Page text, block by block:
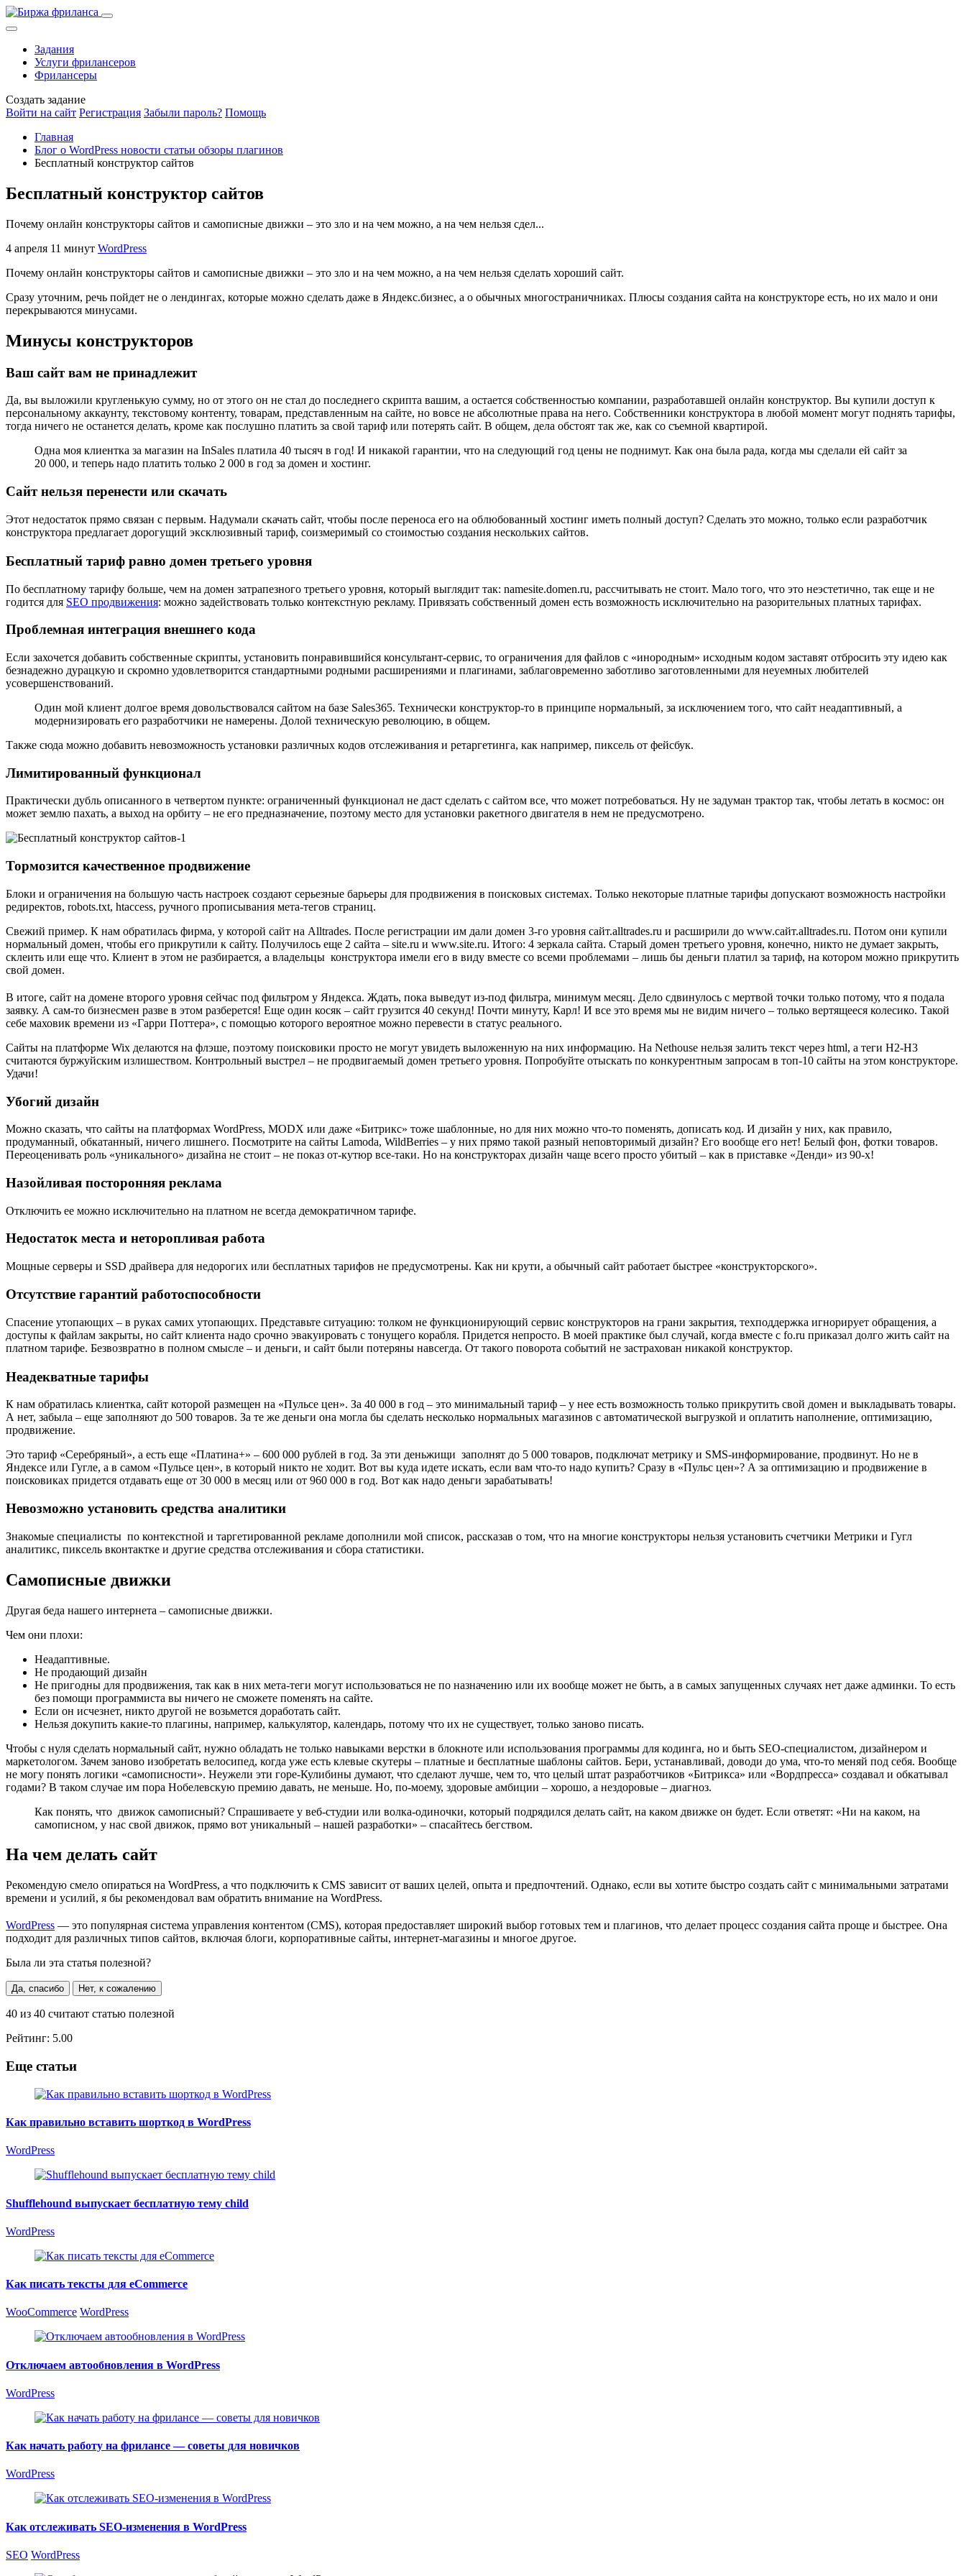
Задания
Услуги фрилансеров
Фрилансеры
Создать задание
Войти на сайт Регистрация Забыли пароль? Помощь
Главная
Блог о WordPress новости статьи обзоры плагинов
Бесплатный конструктор сайтов
Бесплатный конструктор сайтов
Почему онлайн конструкторы сайтов и самописные движки – это зло и на чем можно, а на чем нельзя сдел...
4 апреля 11 минут WordPress
Почему онлайн конструкторы сайтов и самописные движки – это зло и на чем можно, а на чем нельзя сделать хороший сайт.
Сразу уточним, речь пойдет не о лендингах, которые можно сделать даже в Яндекс.бизнес, а о обычных многостраничниках. Плюсы создания сайта на конструкторе есть, но их мало и они
перекрываются минусами.
Минусы конструкторов
Ваш сайт вам не принадлежит
Да, вы выложили кругленькую сумму, но от этого он не стал до последнего скрипта вашим, а остается собственностью компании, разработавшей онлайн конструктор. Вы купили доступ к
персональному аккаунту, текстовому контенту, товарам, представленным на сайте, но вовсе не абсолютные права на него. Собственники конструктора в любой момент могут поднять тарифы,
тогда ничего не останется делать, кроме как послушно платить за свой тариф или потерять сайт. В общем, дела обстоят так же, как со съемной квартирой.
Одна моя клиентка за магазин на InSales платила 40 тысяч в год! И никакой гарантии, что на следующий год цены не поднимут. Как она была рада, когда мы сделали ей сайт за
20 000, и теперь надо платить только 2 000 в год за домен и хостинг.
Сайт нельзя перенести или скачать
Этот недостаток прямо связан с первым. Надумали скачать сайт, чтобы после переноса его на облюбованный хостинг иметь полный доступ? Сделать это можно, только если разработчик
конструктора предлагает дорогущий эксклюзивный тариф, соизмеримый со стоимостью создания нескольких сайтов.
Бесплатный тариф равно домен третьего уровня
По бесплатному тарифу больше, чем на домен затрапезного третьего уровня, который выглядит так: namesite.domen.ru, рассчитывать не стоит. Мало того, что это неэстетично, так еще и не
годится для SEO продвижения: можно задействовать только контекстную рекламу. Привязать собственный домен есть возможность исключительно на разорительных платных тарифах.
Проблемная интеграция внешнего кода
Если захочется добавить собственные скрипты, установить понравившийся консультант-сервис, то ограничения для файлов с «инородным» исходным кодом заставят отбросить эту идею как
безнадежно дурацкую и скромно удовлетворится стандартными родными расширениями и плагинами, заблаговременно заботливо заготовленными для неуемных любителей
усовершенствований.
Один мой клиент долгое время довольствовался сайтом на базе Sales365. Технически конструктор-то в принципе нормальный, за исключением того, что сайт неадаптивный, а
модернизировать его разработчики не намерены. Долой техническую революцию, в общем.
Также сюда можно добавить невозможность установки различных кодов отслеживания и ретаргетинга, как например, пиксель от фейсбук.
Лимитированный функционал
Практически дубль описанного в четвертом пункте: ограниченный функционал не даст сделать с сайтом все, что может потребоваться. Ну не задуман трактор так, чтобы летать в космос: он
может землю пахать, а выход на орбиту – не его предназначение, поэтому место для установки ракетного двигателя в нем не предусмотрено.
Тормозится качественное продвижение
Блоки и ограничения на большую часть настроек создают серьезные барьеры для продвижения в поисковых системах. Только некоторые платные тарифы допускают возможность настройки
редиректов, robots.txt, htaccess, ручного прописывания мета-тегов страниц.
Свежий пример. К нам обратилась фирма, у которой сайт на Alltrades. После регистрации им дали домен 3-го уровня сайт.alltrades.ru и расширили до www.сайт.alltrades.ru. Потом они купили
нормальный домен, чтобы его прикрутили к сайту. Получилось еще 2 сайта – site.ru и www.site.ru. Итого: 4 зеркала сайта. Старый домен третьего уровня, конечно, никто не думает закрыть,
склеить или еще что. Клиент в этом не разбирается, а владельцы конструктора имели его в виду вместе со всеми проблемами – лишь бы деньги платил за тариф, на котором можно прикрутить
свой домен.
В итоге, сайт на домене второго уровня сейчас под фильтром у Яндекса. Ждать, пока выведут из-под фильтра, минимум месяц. Дело сдвинулось с мертвой точки только потому, что я подала
заявку. А сам-то бизнесмен разве в этом разберется! Еще один косяк – сайт грузится 40 секунд! Почти минуту, Карл! И все это время мы не видим ничего – только вертящееся колесико. Такой
себе маховик времени из «Гарри Поттера», с помощью которого вероятное можно перевести в статус реального.
Сайты на платформе Wix делаются на флэше, поэтому поисковики просто не могут увидеть выложенную на них информацию. На Nethouse нельзя залить текст через html, а теги Н2-Н3
считаются буржуйским излишеством. Контрольный выстрел – не продвигаемый домен третьего уровня. Попробуйте отыскать по конкурентным запросам в топ-10 сайты на этом конструкторе.
Удачи!
Убогий дизайн
Можно сказать, что сайты на платформах WordPress, MODX или даже «Битрикс» тоже шаблонные, но для них можно что-то поменять, дописать код. И дизайн у них, как правило,
продуманный, обкатанный, ничего лишнего. Посмотрите на сайты Lamoda, WildBerries – у них прямо такой разный неповторимый дизайн? Его вообще его нет! Белый фон, фотки товаров.
Переоценивать роль «уникального» дизайна не стоит – не показ от-кутюр все-таки. Но на конструкторах дизайн чаще всего просто убитый – как в приставке «Денди» из 90-х!
Назойливая посторонняя реклама
Отключить ее можно исключительно на платном не всегда демократичном тарифе.
Недостаток места и неторопливая работа
Мощные серверы и SSD драйвера для недорогих или бесплатных тарифов не предусмотрены. Как ни крути, а обычный сайт работает быстрее «конструкторского».
Отсутствие гарантий работоспособности
Спасение утопающих – в руках самих утопающих. Представьте ситуацию: толком не функционирующий сервис конструкторов на грани закрытия, техподдержка игнорирует обращения, а
доступы к файлам закрыты, но сайт клиента надо срочно эвакуировать с тонущего корабля. Придется непросто. В моей практике был случай, когда вместе с fo.ru приказал долго жить сайт на
платном тарифе. Безвозвратно в полном смысле – и деньги, и сайт были потеряны навсегда. От такого поворота событий не застрахован никакой конструктор.
Неадекватные тарифы
К нам обратилась клиентка, сайт которой размещен на «Пульсе цен». За 40 000 в год – это минимальный тариф – у нее есть возможность только прикрутить свой домен и выкладывать товары.
А нет, забыла – еще заполняют до 500 товаров. За те же деньги она могла бы сделать несколько нормальных магазинов с автоматической выгрузкой и оплатить наполнение, оптимизацию,
продвижение.
Это тариф «Серебряный», а есть еще «Платина+» – 600 000 рублей в год. За эти деньжищи заполнят до 5 000 товаров, подключат метрику и SMS-информирование, продвинут. Но не в
Яндексе или Гугле, а в самом «Пульсе цен», в который никто не ходит. Вот вы куда идете искать, если вам что-то надо купить? Сразу в «Пульс цен»? А за оптимизацию и продвижение в
поисковиках придется отдавать еще от 30 000 в месяц или от 960 000 в год. Вот как надо деньги зарабатывать!
Невозможно установить средства аналитики
Знакомые специалисты по контекстной и таргетированной рекламе дополнили мой список, рассказав о том, что на многие конструкторы нельзя установить счетчики Метрики и Гугл
аналитикс, пиксель вконтактке и другие средства отслеживания и сбора статистики.
Самописные движки
Другая беда нашего интернета – самописные движки.
Чем они плохи:
Неадаптивные.
Не продающий дизайн
Не пригодны для продвижения, так как в них мета-теги могут использоваться не по назначению или их вообще может не быть, а в самых запущенных случаях нет даже админки. То есть
без помощи программиста вы ничего не сможете поменять на сайте.
Если он исчезнет, никто другой не возьмется доработать сайт.
Нельзя докупить какие-то плагины, например, калькулятор, календарь, потому что их не существует, только заново писать.
Чтобы с нуля сделать нормальный сайт, нужно обладать не только навыками верстки в блокноте или использования программы для кодинга, но и быть SEO-специалистом, дизайнером и
маркетологом. Зачем заново изобретать велосипед, когда уже есть клевые скутеры – платные и бесплатные шаблоны сайтов. Бери, устанавливай, доводи до ума, что-то меняй под себя. Вообще
не могу понять логики «самописности». Неужели эти горе-Кулибины думают, что сделают лучше, чем то, что целый штат разработчиков «Битрикса» или «Вордпресса» создавал и обкатывал
годами? В таком случае им пора Нобелевскую премию давать, не меньше. Но, по-моему, здоровые амбиции – хорошо, а нездоровые – диагноз.
Как понять, что движок самописный? Спрашиваете у веб-студии или волка-одиночки, который подрядился делать сайт, на каком движке он будет. Если ответят: «Ни на каком, на
самописном, у нас свой движок, прямо вот уникальный – нашей разработки» – спасайтесь бегством.
На чем делать сайт
Рекомендую смело опираться на WordPress, а что подключить к CMS зависит от ваших целей, опыта и предпочтений. Однако, если вы хотите быстро создать сайт с минимальными затратами
времени и усилий, я бы рекомендовал вам обратить внимание на WordPress.
WordPress — это популярная система управления контентом (CMS), которая предоставляет широкий выбор готовых тем и плагинов, что делает процесс создания сайта проще и быстрее. Она
подходит для различных типов сайтов, включая блоги, корпоративные сайты, интернет-магазины и многое другое.
Была ли эта статья полезной?
Да, спасибо Нет, к сожалению
40 из 40 считают статью полезной
Рейтинг: 5.00
Еще статьи
Как правильно вставить шорткод в WordPress
WordPress
Shufflehound выпускает бесплатную тему child
WordPress
Как писать тексты для eCommerce
WooCommerce WordPress
Отключаем автообновления в WordPress
WordPress
Как начать работу на фрилансе — советы для новичков
WordPress
Как отслеживать SEO-изменения в WordPress
SEO WordPress